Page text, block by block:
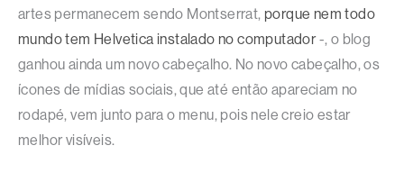
artes permanecem sendo Montserrat, porque nem todo
mundo tem Helvetica instalado no computador-, o blog
ganhou ainda um novo cabeçalho. No novo cabeçalho, os
ícones de mídias sociais, que até então apareciam no
rodapé, vem junto para o menu, pois nele creio estar
melhor visíveis.